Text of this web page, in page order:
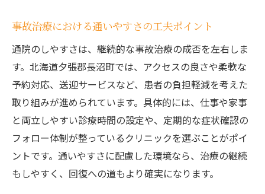
事故治療における通いやすさの工夫ポイント
通院のしやすさは、継続的な事故治療の成否を左右しま
す。北海道夕張郡長沼町では、アクセスの良さや柔軟な
予約対応、送迎サービスなど、患者の負担軽減を考えた
取り組みが進められています。具体的には、仕事や家事
と両立しやすい診療時間の設定や、定期的な症状確認の
フォロー体制が整っているクリニックを選ぶことがポイ
ントです。通いやすさに配慮した環境なら、治療の継続
もしやすく、回復への道もより確実になります。